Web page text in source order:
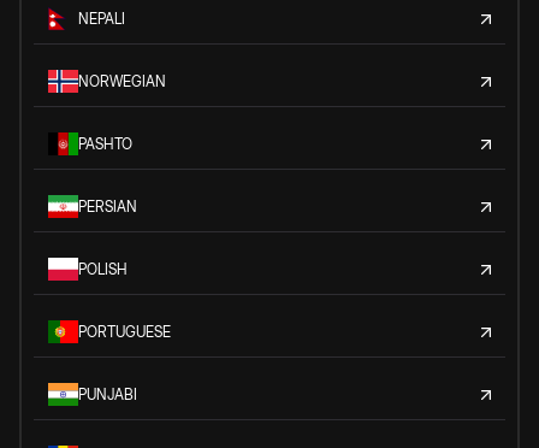
NEPALI
NORWEGIAN
PASHTO
PERSIAN
POLISH
PORTUGUESE
PUNJABI